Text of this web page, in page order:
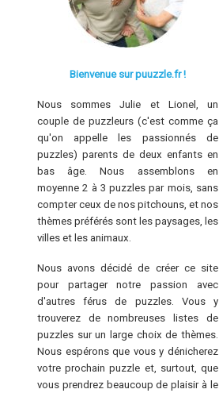
Bienvenue sur puuzzle.fr !
Nous sommes Julie et Lionel, un
couple de puzzleurs (c'est comme ça
qu'on appelle les passionnés de
puzzles) parents de deux enfants en
bas âge. Nous assemblons en
moyenne 2 à 3 puzzles par mois, sans
compter ceux de nos pitchouns, et nos
thèmes préférés sont les paysages, les
villes et les animaux.
Nous avons décidé de créer ce site
pour partager notre passion avec
d'autres férus de puzzles. Vous y
trouverez de nombreuses listes de
puzzles sur un large choix de thèmes.
Nous espérons que vous y dénicherez
votre prochain puzzle et, surtout, que
vous prendrez beaucoup de plaisir à le